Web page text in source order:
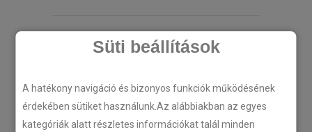
Süti beállítások
A hatékony navigáció és bizonyos funkciók működésének
érdekében sütiket használunk.Az alábbiakban az egyes
kategóriák alatt részletes információkat talál minden
Plug’n’Play tempomat ISUZU